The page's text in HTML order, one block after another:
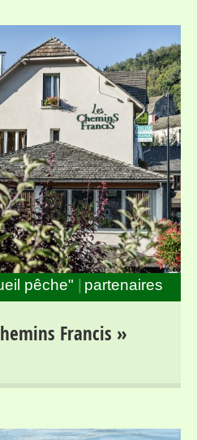
et pêcheurs dans la haute
Lozère et Margeride, au bord
pêche" partenaires
Francis »